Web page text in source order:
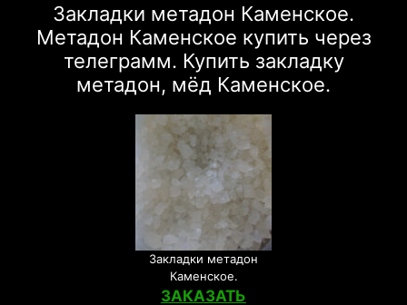
Закладки метадон Каменское.
Метадон Каменское купить через
телеграмм. Купить закладку
метадон, мёд Каменское.
Закладки метадон
Каменское.
ЗАКАЗАТЬ